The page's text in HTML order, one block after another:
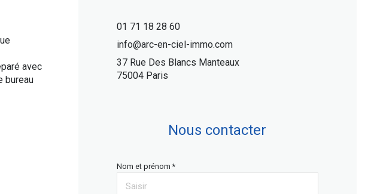
avec
bureau
son
01 71 18 28 60
info@arc-en-ciel-immo.com
37 Rue Des Blancs Manteaux
75004 Paris
Nous contacter
Nom et prénom *